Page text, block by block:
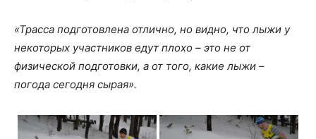
«Трасса подготовлена отлично, но видно, что лыжи у
некоторых участников едут плохо – это не от
физической подготовки, а от того, какие лыжи –
погода сегодня сырая».